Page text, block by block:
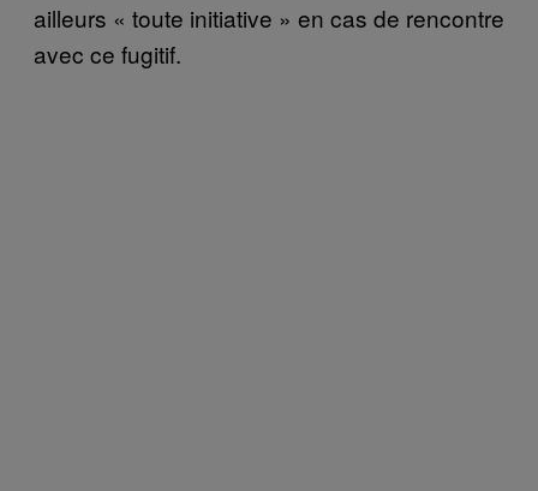
ailleurs « toute initiative » en cas de rencontre
avec ce fugitif.